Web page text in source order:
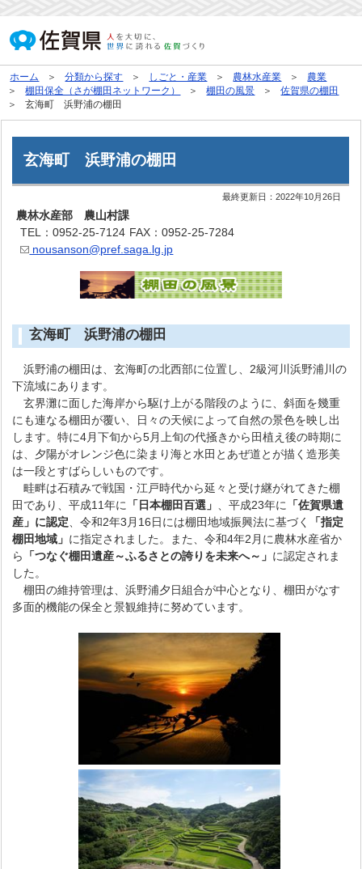
ホーム 分類から探す しごと・産業 農林水産業
農業
棚田保全（さが棚田ネットワーク）
棚田の風景
佐賀県の棚田
玄海町 浜野浦の棚田
玄海町 浜野浦の棚田
最終更新日：2022年10月26日
農林水産部 農山村課
TEL：0952-25-7124 FAX：0952-25-7284
nousanson@pref.saga.lg.jp
玄海町 浜野浦の棚田
浜野浦の棚田は、玄海町の北西部に位置し、2級河川浜野浦川の
下流域にあります。
玄界灘に面した海岸から駆け上がる階段のように、斜面を幾重
にも連なる棚田が覆い、日々の天候によって自然の景色を映し出
します。特に4月下旬から5月上旬の代掻きから田植え後の時期に
は、夕陽がオレンジ色に染まり海と水田とあぜ道とが描く造形美
は一段とすばらしいものです。
畦畔は石積みで戦国・江戸時代から延々と受け継がれてきた棚
田であり、平成11年に
「日本棚田百選」 、平成23年に
「佐賀県遺
産」に認定 、令和2年3月16日には棚田地域振興法に基づく
「指定
棚田地域」 に指定されました。また、令和4年2月に農林水産省か
ら
「つなぐ棚田遺産～ふるさとの誇りを未来へ～」 に認定されま
した。
棚田の維持管理は、浜野浦夕日組合が中心となり、棚田がなす
多面的機能の保全と景観維持に努めています。